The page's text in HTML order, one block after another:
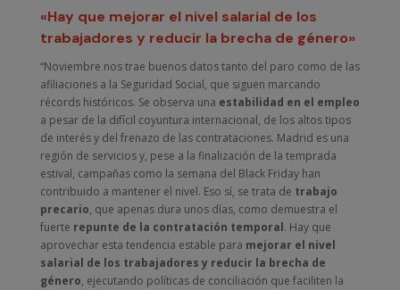
«Hay que mejorar el nivel salarial de los
trabajadores y reducir la brecha de género»
“Noviembre nos trae buenos datos tanto del paro como de las
afiliaciones a la Seguridad Social, que siguen marcando
récords históricos. Se observa una estabilidad en el empleo
a pesar de la difícil coyuntura internacional, de los altos tipos
de interés y del frenazo de las contrataciones. Madrid es una
región de servicios y, pese a la finalización de la temprada
estival, campañas como la semana del Black Friday han
contribuido a mantener el nivel. Eso sí, se trata de trabajo
precario, que apenas dura unos días, como demuestra el
fuerte repunte de la contratación temporal. Hay que
aprovechar esta tendencia estable para mejorar el nivel
salarial de los trabajadores y reducir la brecha de
género, ejecutando políticas de conciliación que faciliten la